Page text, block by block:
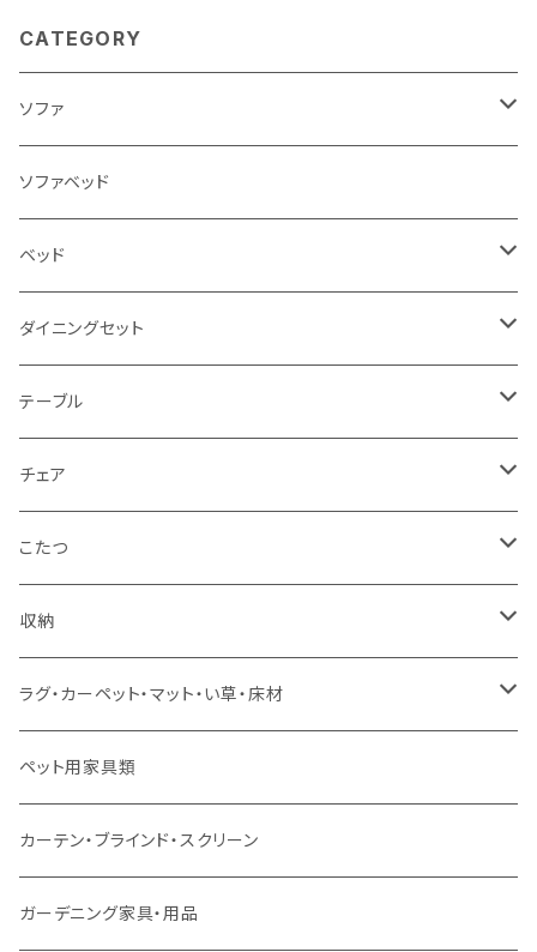
CATEGORY
ソファ
3人掛け
2.5人掛け
2人掛け
1人掛け
カウチソファ
コーナーソファ
ソファセット
スツール・オットマン
ソファ付属品
クッション・座椅子
ソファベッド
ベッド
シングルサイズ以下（フレームのみ）
セミダブルサイズ（フレームのみ）
ダブルサイズ（フレームのみ）
ワイドダブルサイズ以上（フレームのみ）
シングルサイズ以下（マットレス付）
セミダブルサイズ（マットレス付）
ダブルサイズ（マットレス付）
ダブルサイズ以上（マットレス付）
ロフトベッド
ダイニングセット
ダイニング3点セット以下
ダイニング4点セット
ダイニング5点・6点セット
ダイニング7点セット以上
テーブル
センターテーブル
ダイニングテーブル
カウンターテーブル
リフティングテーブル
サイドテーブル・コーヒーテーブル
デスク
チェア
ダイニングチェア
カウンターチェア
キッズチェア
オフィスチェア・ゲーミングチェア
ダイニングベンチ・スツール
こたつ
こたつテーブル
こたつ布団
コタツ・布団セット
収納
本棚・シェルフ
食器棚・収納庫
レンジ台・カウンター
ラック
ラグ・カーペット・マット・い草・床材
マット・フロアタイル
ラグ
カーペット
ペット用家具類
カーテン・ブラインド・スクリーン
ガーデニング家具・用品